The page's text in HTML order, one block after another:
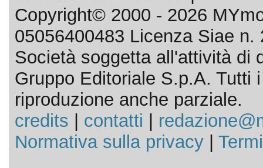
Copyright© 2000 - 2026
05056400483 Licenza Siae n.
Società soggetta all'attività di
Gruppo Editoriale S.p.A. Tutti
riproduzione anche parziale.
credits
contatti
Normativa sulla privacy|